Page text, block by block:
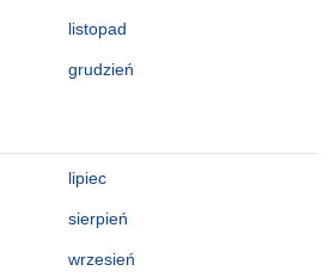
listopad
grudzień
lipiec
sierpień
wrzesień